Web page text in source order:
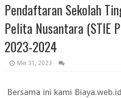
Pendaftaran Sekolah
Pelita Nusantara (STIE
2023-2024
Mei 31, 2023
Bersama ini kami